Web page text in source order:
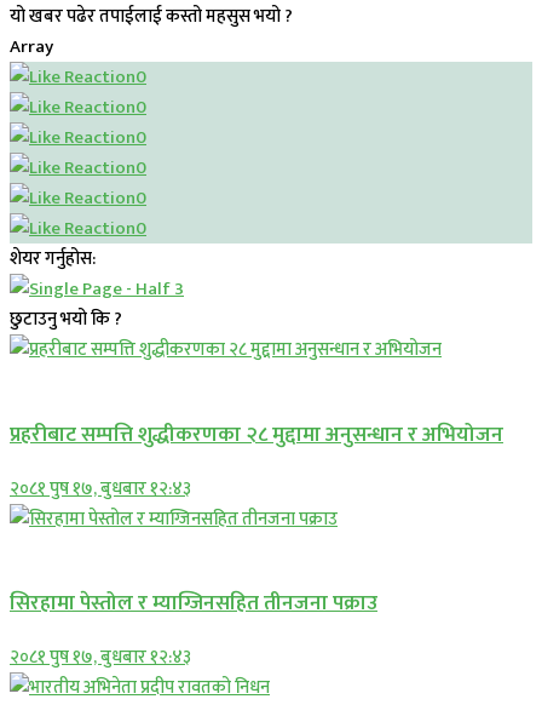
यो खबर पढेर तपाईलाई कस्तो महसुस भयो ?
Array
0
0
0
0
0
0
शेयर गर्नुहोस:
छुटाउनु भयो कि ?
प्रहरीबाट सम्पत्ति शुद्धीकरणका २८ मुद्दामा अनुसन्धान र अभियोजन
२०८१ पुष १७, बुधबार १२:४३
सिरहामा पेस्तोल र म्याग्जिनसहित तीनजना पक्राउ
२०८१ पुष १७, बुधबार १२:४३